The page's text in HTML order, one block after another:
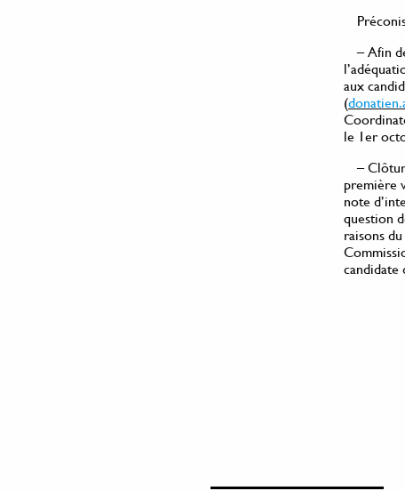
– Afin
aux
(
le 1er
–
première
note
question
raisons
candidate